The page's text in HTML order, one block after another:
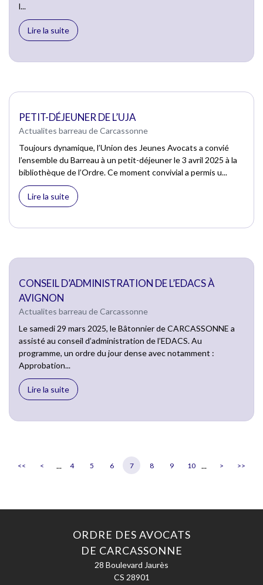
l...
Lire la suite
PETIT-DÉJEUNER DE L’UJA
Actualites barreau de Carcassonne
Toujours dynamique, l’Union des Jeunes Avocats a convié
l’ensemble du Barreau à un petit-déjeuner le 3 avril 2025 à la
bibliothèque de l’Ordre. Ce moment convivial a permis u...
Lire la suite
CONSEIL D’ADMINISTRATION DE L’EDACS À
AVIGNON
Actualites barreau de Carcassonne
Le samedi 29 mars 2025, le Bâtonnier de CARCASSONNE a
assisté au conseil d’administration de l’EDACS. Au
programme, un ordre du jour dense avec notamment :
Approbation...
Lire la suite
<< < ... 4 5 6 7 8 9 10 ... > >>
ORDRE DES AVOCATS
DE CARCASSONNE
28 Boulevard Jaurès
CS 28901